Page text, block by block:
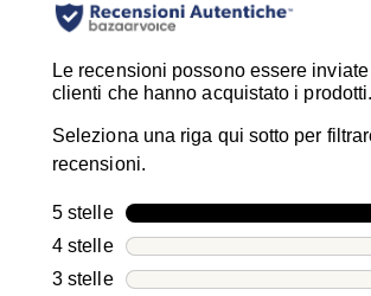
Le recensioni possono essere
clienti che hanno acquistato i prodotti.
Seleziona una riga qui sotto per
recensioni.
5 stellestelle
4 stellestelle
3 stellestelle